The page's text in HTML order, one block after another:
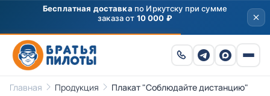
Бесплатная доставка по Иркутску при сумме
заказа от 10 000 ₽
Главная Продукция Плакат "Соблюдайте дистанцию"